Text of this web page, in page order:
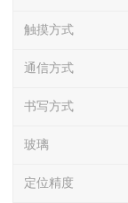
触摸方式
通信方式
书写方式
玻璃
定位精度